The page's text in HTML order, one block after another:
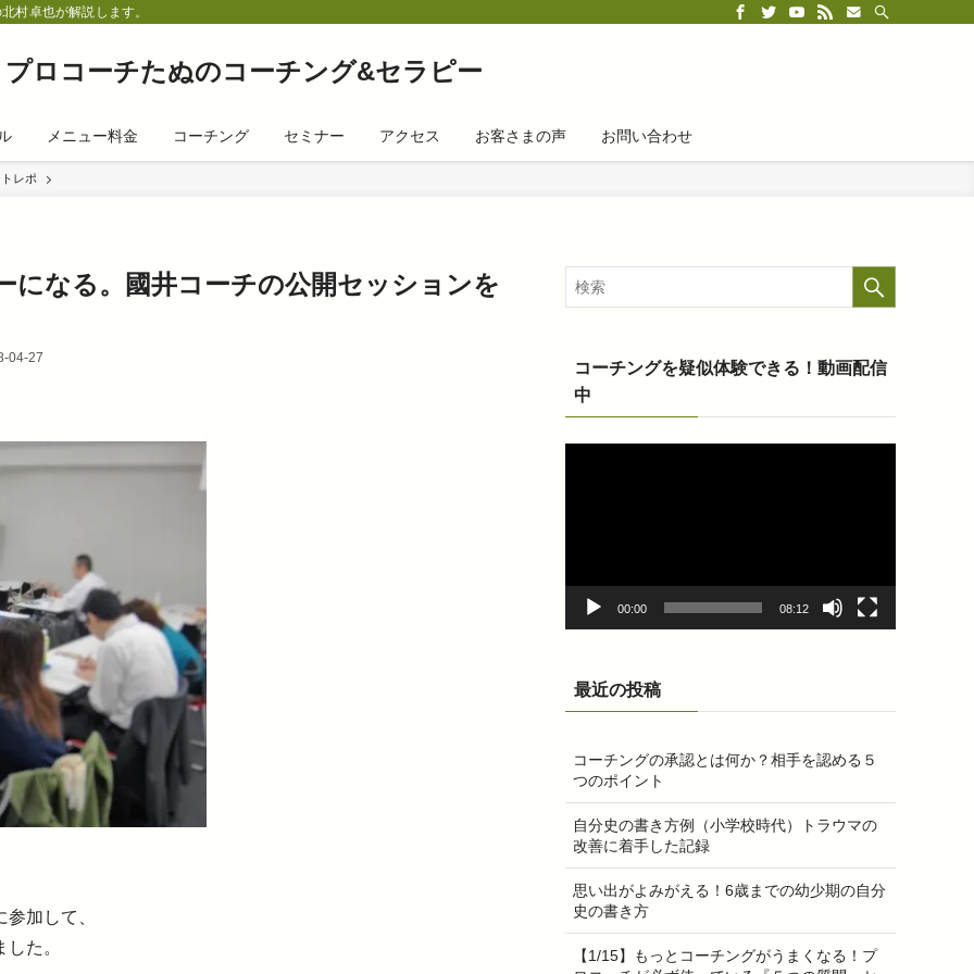
村卓也が解説します。
プロコーチたぬのコーチング&セラピー
メニュー料金 コーチング セミナー アクセス お客さまの声 お問い合わせ
レポ
になる。國井コーチの公開セッションを
04-27
加して、
た。
コーチングを疑似体験できる！動画配信
中
00:00 08:12
最近の投稿
コーチングの承認とは何か？相手を認める５
つのポイント
自分史の書き方例（小学校時代）トラウマの
改善に着手した記録
思い出がよみがえる！6歳までの幼少期の自分
史の書き方
【1/15】もっとコーチングがうまくなる！プ